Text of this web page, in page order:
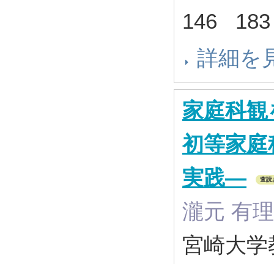
146 183
詳細を
家庭科
初等家
実践―
査読
瀧元 有
宮崎大